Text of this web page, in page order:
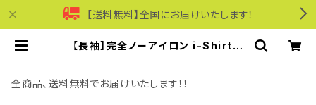
【送料無料】全国にお届けいたします！
【長袖】完全ノーアイロン i-Shirt｜
ジネス dhw397a-bd-12 L.グレー
| モリワンワールドオンラインショップ
全商品、送料無料でお届けいたします！！